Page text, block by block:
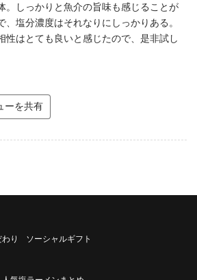
。しっかりと魚介の旨味も感じることが
、塩分濃度はそれなりにしっかりある。
性はとても良いと感じたので、是非試し
ーを共有
り ソーシャルギフト